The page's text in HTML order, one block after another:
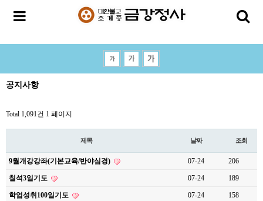
공지사항
Total 1,091건 1 페이지
제목 날짜 조회
9월개강강좌(기본교육/반야심경) 07-24 206
칠석3일기도 07-24 189
학업성취100일기도 07-24 158